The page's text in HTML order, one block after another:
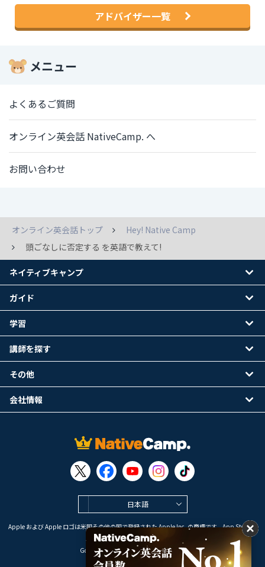
アドバイザー一覧
メニュー
よくあるご質問
オンライン英会話 NativeCamp. へ
お問い合わせ
オンライン英会話トップ
Hey! Native Camp
頭ごなしに否定する を英語で教えて!
日本語
Apple および Apple ロゴは米国その他の国で登録された Apple Inc. の商標です。App Store は
Apple Inc. のサービスマークです。
Google Play は Google LLC の商標です。
ネイティブキャンプ
ガイド
学習
講師を探す
その他
会社情報